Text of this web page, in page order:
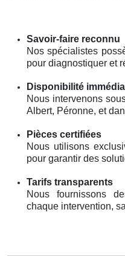
Savoir-faire reconnu
Nos spécialistes
pour diagnostiquer et
Disponibilité
Nous intervenons
Albert, Péronne, et
Pièces certifiées
Nous utilisons
pour garantir des
Tarifs transparents
Nous fournissons
chaque intervention,